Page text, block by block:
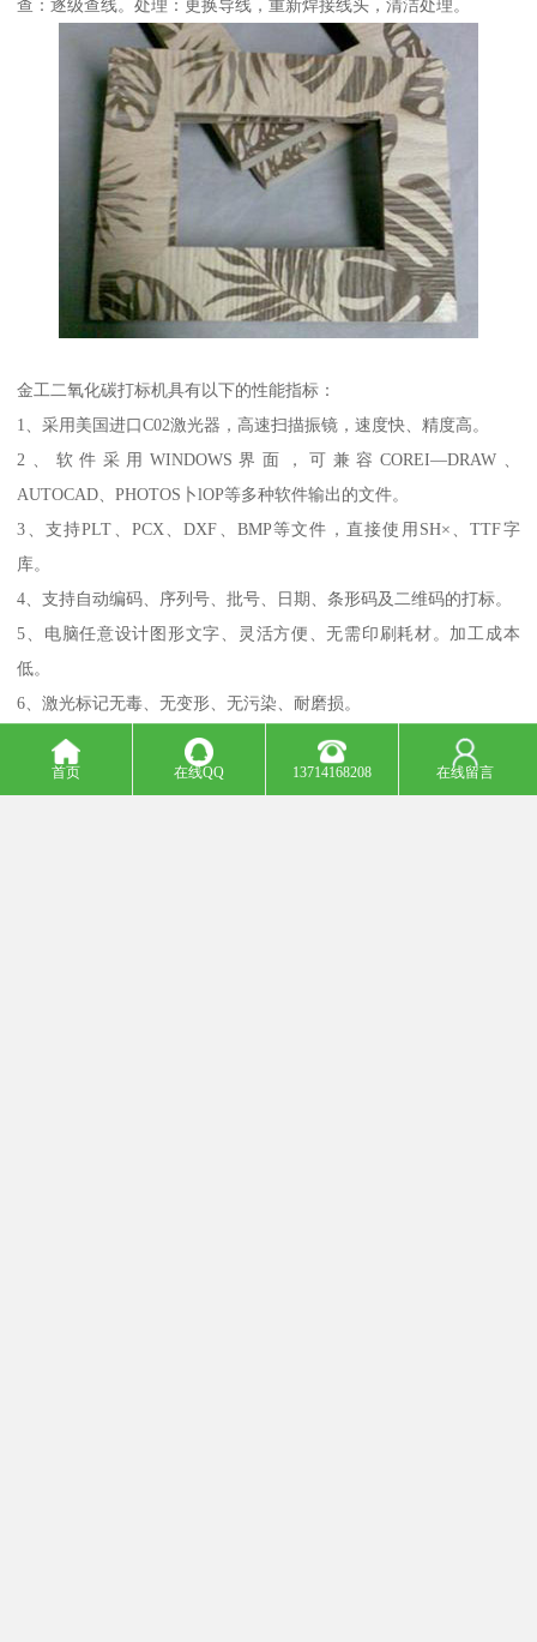
查：逐级查线。处理：更换导线，重新焊接线头，清洁处理。
金工二氧化碳打标机具有以下的性能指标：
1、采用美国进口C02激光器，高速扫描振镜，速度快、精度高。
2、软件采用WINDOWS界面，可兼容COREI—DRAW、
AUTOCAD、PHOTOS卜lOP等多种软件输出的文件。
3、支持PLT、PCX、DXF、BMP等文件，直接使用SH×、TTF字
库。
4、支持自动编码、序列号、批号、日期、条形码及二维码的打标。
5、电脑任意设计图形文字、灵活方便、无需印刷耗材。加工成本
低。
6、激光标记无毒、无变形、无污染、耐磨损。
7、可选旋转工作台，适用于打圆周产品。
首页 在线QQ 13714168208 在线留言